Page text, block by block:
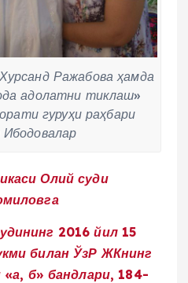
Ражабова ҳамда
адолатни тиклаш»
гуруҳи раҳбари
Олий суди
2016 йил 15
билан ЎзР ЖКнинг
«а, б» бандлари, 184-